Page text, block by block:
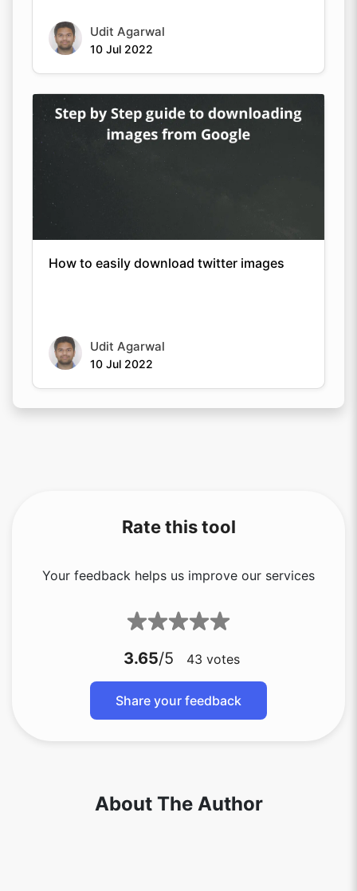
Udit Agarwal
10 Jul 2022
How to easily download twitter images
Udit Agarwal
10 Jul 2022
Rate this tool
Your feedback helps us improve our services
3.65/5 43 votes
Share your feedback
About The Author